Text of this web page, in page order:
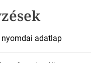
nyomdai adatlap